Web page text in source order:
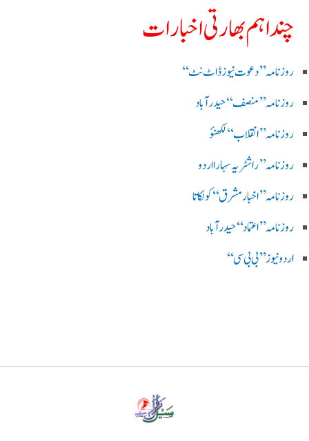
چند اہم بھارتی اخبارات
روز نامہ ’’ دعوت نیوز ڈاٹ نٹ‘‘
روزنامہ ’’ منصف‘‘ حیدر آباد
روزنامہ ’’ انقلاب‘‘ لکھنؤ
روز نامہ ’’راشٹریہ سہارا اردو
روزنامہ ’’اخبارمشرق‘‘ کولکاتا
روزنامہ ’’اعتماد‘‘ حیدرآباد
اردو نیوز ’’بی بی سی‘‘